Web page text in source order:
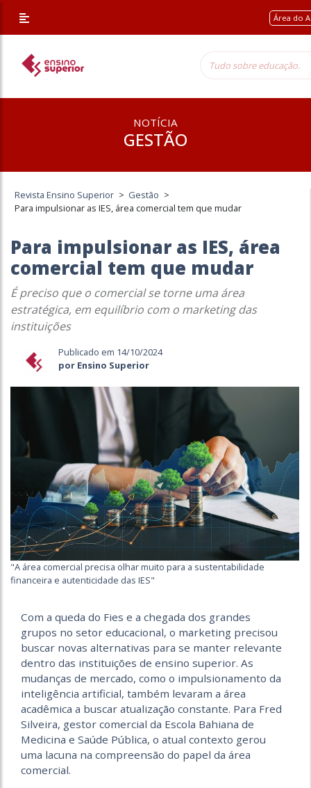
Área do
NOTÍCIA
GESTÃO
Revista Ensino Superior > Gestão >
Para impulsionar as IES, área comercial tem que mudar
Para impulsionar as IES, área
comercial tem que mudar
É preciso que o comercial se torne uma área
estratégica, em equilíbrio com o marketing das
instituições
Publicado em 14/10/2024
por Ensino Superior
"A área comercial precisa olhar muito para a sustentabilidade
financeira e autenticidade das IES"
Com a queda do Fies e a chegada dos grandes
grupos no setor educacional, o marketing precisou
buscar novas alternativas para se manter relevante
dentro das instituições de ensino superior. As
mudanças de mercado, como o impulsionamento da
inteligência artificial, também levaram a área
acadêmica a buscar atualização constante. Para Fred
Silveira, gestor comercial da Escola Bahiana de
Medicina e Saúde Pública, o atual contexto gerou
uma lacuna na compreensão do papel da área
comercial.